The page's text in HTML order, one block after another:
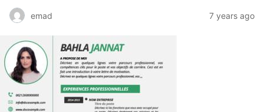
emad 7 years ago